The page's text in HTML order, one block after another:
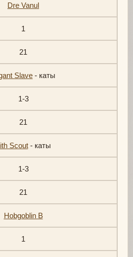
Dre Vanul
1
21
Slave - каты
1-3
21
Scout- каты
1-3
21
Hobgoblin B
1